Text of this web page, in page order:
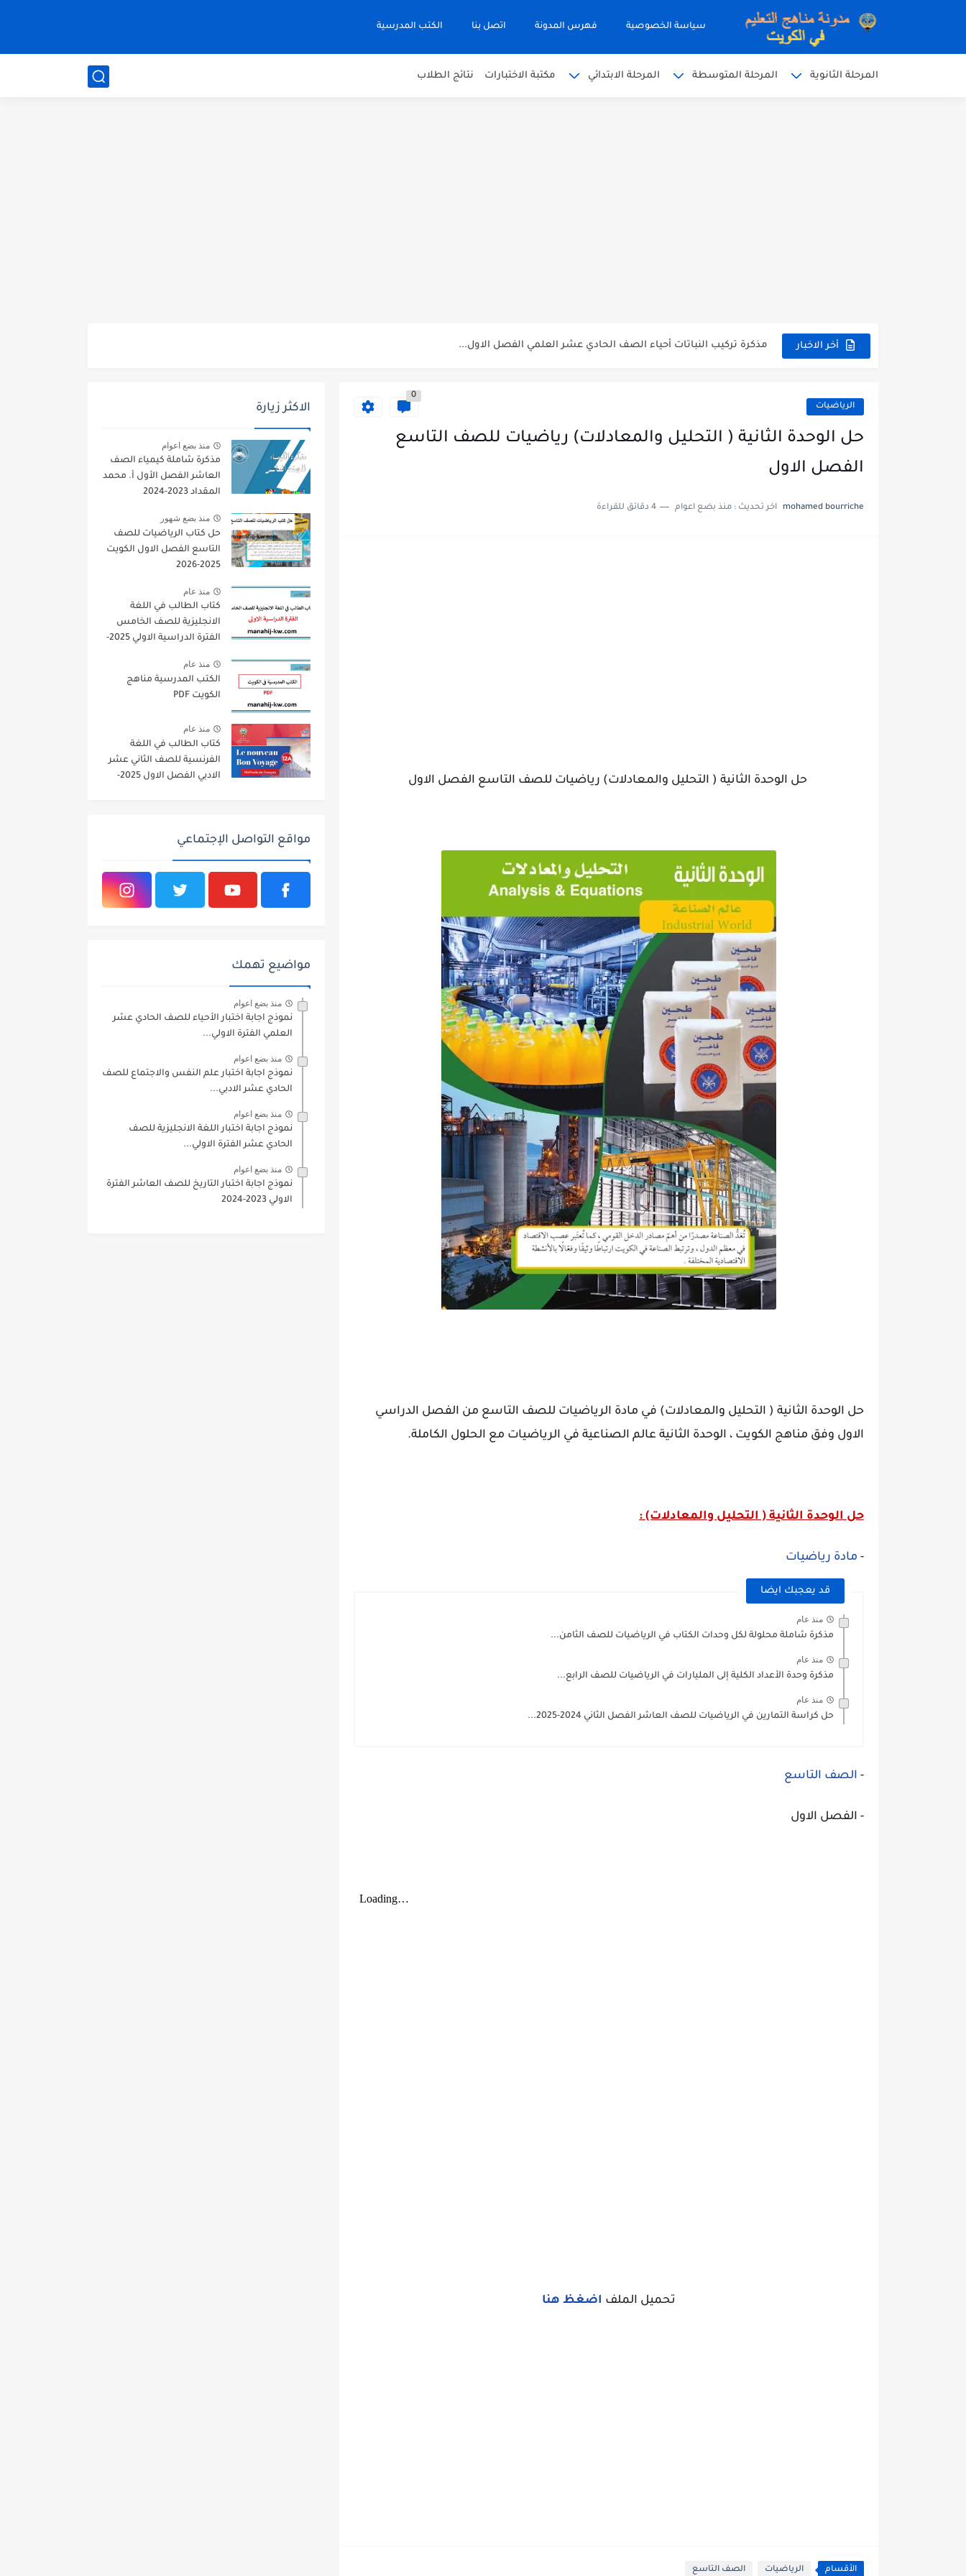
سياسة الخصوصية فهرس المدونة اتصل بنا الكتب المدرسية
المرحلة الثانوية المرحلة المتوسطة المرحلة الابتدائي مكتبة الاختبارات نتائج الطلاب
أخر الاخبار توزيع منهج العلوم للصف السابع الفصل الثاني 2025-2026
الرياضيات
0
حل الوحدة الثانية ( التحليل والمعادلات) رياضيات للصف التاسع
الفصل الاول
mohamed bourriche اخر تحديث : منذ بضع اعوام 4 دقائق للقراءة
حل الوحدة الثانية ( التحليل والمعادلات) رياضيات للصف التاسع الفصل الاول
حل الوحدة الثانية ( التحليل والمعادلات) في مادة الرياضيات للصف التاسع من الفصل الدراسي
الاول وفق مناهج الكويت ، الوحدة الثانية عالم الصناعية في الرياضيات مع الحلول الكاملة.
حل الوحدة الثانية ( التحليل والمعادلات) :
- مادة رياضيات
قد يعجبك ايضا
منذ عام
مذكرة شاملة محلولة لكل وحدات الكتاب في الرياضيات للصف الثامن...
منذ عام
مذكرة وحدة الأعداد الكلية إلى المليارات في الرياضيات للصف الرابع...
منذ عام
حل كراسة التمارين في الرياضيات للصف العاشر الفصل الثاني 2024-2025...
- الصف التاسع
- الفصل الاول
تحميل الملف اضغظ هنا
الأقسام الرياضيات الصف التاسع
الاكثر زيارة
منذ بضع اعوام
مذكرة شاملة كيمياء الصف
العاشر الفصل الأول أ. محمد
المقداد 2023-2024
منذ بضع شهور
حل كتاب الرياضيات للصف
التاسع الفصل الاول الكويت
2025-2026
منذ عام
كتاب الطالب في اللغة
الانجليزية للصف الخامس
الفترة الدراسية الاولي 2025-
منذ عام
الكتب المدرسية مناهج
الكويت PDF
منذ عام
كتاب الطالب في اللغة
الفرنسية للصف الثاني عشر
الادبي الفصل الاول 2025-
مواقع التواصل الإجتماعي
مواضيع تهمك
منذ بضع اعوام
نموذج اجابة اختبار الأحياء للصف الحادي عشر
العلمي الفترة الاولي...
منذ بضع اعوام
نموذج اجابة اختبار علم النفس والاجتماع للصف
الحادي عشر الادبي...
منذ بضع اعوام
نموذج اجابة اختبار اللغة الانجليزية للصف
الحادي عشر الفترة الاولي...
منذ بضع اعوام
نموذج اجابة اختبار التاريخ للصف العاشر الفترة
الاولي 2023-2024